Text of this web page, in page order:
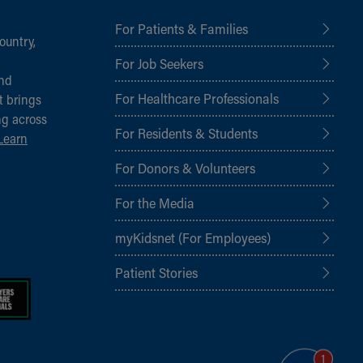
brings
across
For Patients & Families
For Job Seekers
For Healthcare Professionals
For Residents & Students
For Donors & Volunteers
For the Media
myKidsnet (For Employees)
Patient Stories
1